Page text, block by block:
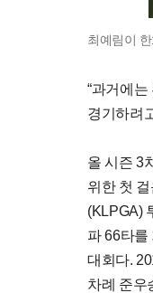
최예림이
“과거에
경기하려
올 시즌 3
위한 첫
(KLPGA)
파 66타를
대회다.
차례 준우